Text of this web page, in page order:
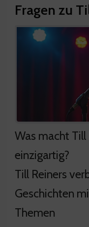
Fragen zu
Was macht
einzigartig?
Till Reiners
Geschichten
Themen